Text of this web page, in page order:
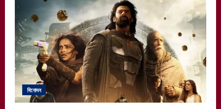
বিনোদন